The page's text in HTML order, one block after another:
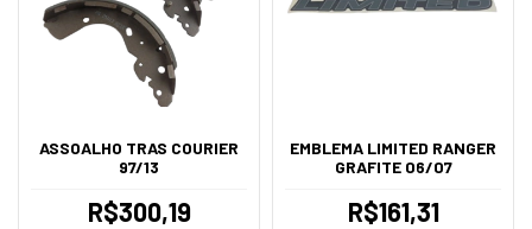
ASSOALHO TRAS COURIER
97/13
R$300,19
EMBLEMA LIMITED RANGER
GRAFITE 06/07
R$161,31